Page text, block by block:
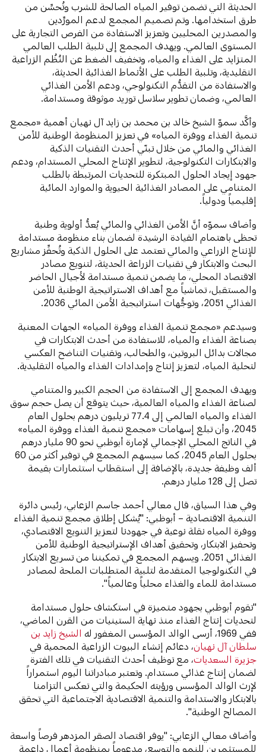
الحديثة التي تضمن توفير المياه الصالحة للشرب وتُحسِّن من
طرق استخدامها. وتم تصميم المجمع لدعم المورِّدين
والمصدرين المحليين وتعزيز الاستفادة من الفرص التجارية على
المستوى العالمي. ويهدف المجمع إلى تلبية الطلب العالمي
المتزايد على الغذاء والمياه، وتخفيف الضغط عن النُظُم الزراعية
التقليدية، وتلبية الطلب على الأنماط الغذائية الحديثة،
والاستفادة من التقدُّم التكنولوجي، ودعم الأمن الغذائي
العالمي، وضمان تطوير سلاسل توريد موثوقة ومستدامة.
وأكَّد سموّ الشيخ خالد بن محمد بن زايد آل نهيان أهمية «مجمع
تنمية الغذاء ووفرة المياه» في تعزيز المنظومة الوطنية للأمن
الغذائي والمائي من خلال تبنّي أحدث التقنيات الذكية
والابتكارات التكنولوجية، لتطوير الإنتاج المحلي المستدام، ودعم
جهود إيجاد الحلول المبتكرة للتحديات المرتبطة بالطلب
المتنامي على المصادر الغذائية الحيوية والموارد المائية
إقليمياً ودولياً.
وأضاف سموّه أنَّ الأمن الغذائي والمائي يُعدُّ أولوية وطنية
تحظى باهتمام القيادة الرشيدة لضمان بناء منظومة مستدامة
للإنتاج الزراعي والمائي تعتمد على الحلول الذكية وتُحفِّز مشاريع
البحث والابتكار في تقنيات الزراعة الحديثة، لتنويع مصادر
الاقتصاد المحلي، ما يضمن تنمية مستدامة لأجيال الحاضر
والمستقبل، تماشياً مع أهداف الاستراتيجية الوطنية للأمن
الغذائي 2051، وتوجُّهات استراتيجية الأمن المائي 2036.
وسيدعم «مجمع تنمية الغذاء ووفرة المياه» الجهات المعنية
بصناعة الغذاء والمياه، للاستفادة من أحدث الابتكارات في
مجالات بدائل البروتين، والطحالب، وتقنيات التناضح العكسي
لتحلية المياه، لتعزيز إنتاج وإمدادات الغذاء والمياه التقليدية.
ويهدف المجمع إلى الاستفادة من الحجم الكبير والمتنامي
لصناعة الغذاء والمياه العالمية، حيث يتوقع أن يصل حجم سوق
الغذاء والمياه العالمي إلى 77.4 تريليون درهم بحلول العام
2045، وأن تبلغ إسهامات «مجمع تنمية الغذاء ووفرة المياه»
في الناتج المحلي الإجمالي لإمارة أبوظبي نحو 90 مليار درهم
بحلول العام 2045، كما سيسهم المجمع في توفير أكثر من 60
ألف وظيفة جديدة، بالإضافة إلى استقطاب استثمارات بقيمة
تصل إلى 128 مليار درهم.
وفي هذا السياق، قال معالي أحمد جاسم الزعابي، رئيس دائرة
التنمية الاقتصادية – أبوظبي: "يُشكل إطلاق مجمع تنمية الغذاء
ووفرة المياه نقلة نوعية في جهودنا لتعزيز التنويع الاقتصادي،
وتحفيز الابتكار، وتحقيق أهداف الإستراتيجية الوطنية للأمن
الغذائي 2051. ويسهم المجمع في تمكيننا من تسريع الابتكار
في التكنولوجيا المتقدمة لتلبية المتطلبات الملحة لمصادر
مستدامة للماء والغذاء محلياً وعالمياً".
"تقوم أبوظبي بجهود متميزة في استكشاف حلول مستدامة
لتحديات إنتاج الغذاء منذ نهاية الستينيات من القرن الماضي،
ففي 1969، أرسى الوالد المؤسس المغفور له
الشيخ زايد بن
سلطان آل نهيان، دعائم إنشاء البيوت الزراعية المحمية في
جزيرة السعديات، مع توظيف أحدث التقنيات في تلك الفترة
لضمان إنتاج غذائي مستدام. وتعتبر مبادراتنا اليوم استمراراً
لإرث الوالد المؤسس ورؤيته الحكيمة والتي تعكس التزامنا
بالابتكار والاستدامة والتنمية الاقتصادية الاجتماعية التي تحقق
المصالح الوطنية".
وأضاف معالي الزعابي: "يوفر اقتصاد الصقر المزدهر فرصاً واسعة
للمستثمرين للنمو والتوسع، مدعوماً بمنظومة أعمال داعمة